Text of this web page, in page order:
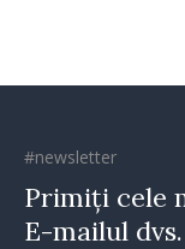
#newsletter
Primiți cele
E-mailul dvs.